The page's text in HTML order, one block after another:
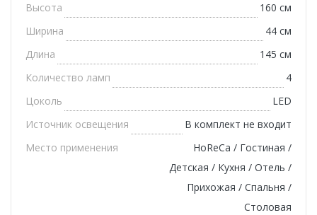
Высота
160 см
Ширина
44 см
Длина
145 см
Количество ламп
4
Цоколь
LED
Источник освещения
В комплект не входит
Место применения
HoReCa / Гостиная /
Детская / Кухня / Отель /
Прихожая / Спальня /
Столовая